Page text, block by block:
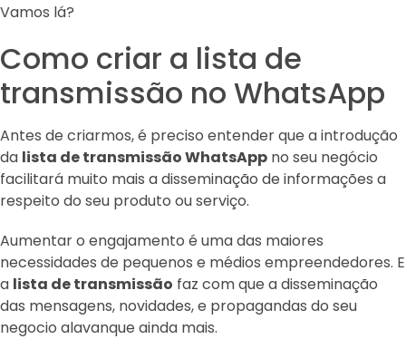
Vamos lá?
Como criar a lista de
transmissão no WhatsApp
Antes de criarmos, é preciso entender que a introdução
da lista de transmissão WhatsApp no seu negócio
facilitará muito mais a disseminação de informações a
respeito do seu produto ou serviço.
Aumentar o engajamento é uma das maiores
necessidades de pequenos e médios empreendedores. E
a lista de transmissão faz com que a disseminação
das mensagens, novidades, e propagandas do seu
negocio alavanque ainda mais.